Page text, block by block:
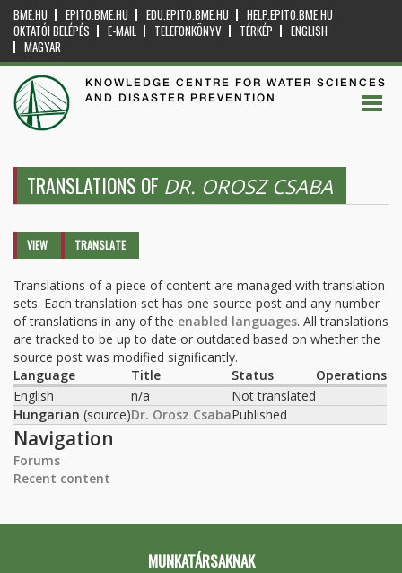
BME.HU EPITO.BME.HU EDU.EPITO.BME.HU
HELP.EPITO.BME.HU
OKTATÓI BELÉPÉS
E-MAIL TELEFONKÖNYV TÉRKÉP
ENGLISH
MAGYAR
KNOWLEDGE CENTRE FOR WATER SCIENCES
AND DISASTER PREVENTION
TRANSLATIONS OF DR. OROSZ CSABA
Primary tabs
VIEW TRANSLATE
Translations of a piece of content are managed with translation
sets. Each translation set has one source post and any number
of translations in any of the enabled languages. All translations
are tracked to be up to date or outdated based on whether the
source post was modified significantly.
Language
Title Status
Operations
English
n/a
Not translated
Hungarian (source)Dr. Orosz CsabaPublished
Navigation
Forums
Recent content
MUNKATÁRSAKNAK